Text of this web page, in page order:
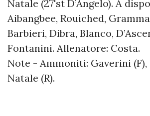
Natale (27'st D’Angelo). A
Aibangbee, Rouiched,
Barbieri, Dibra, Blanco,
Fontanini. Allenatore: Costa.
Note - Ammoniti: Gaverini (F),
Natale (R).